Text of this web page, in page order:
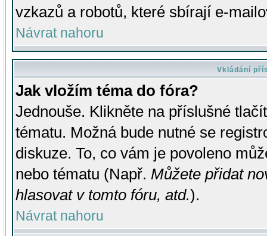
vzkazů a robotů, které sbírají e-
Návrat nahoru
Vkládání
Jak vložím téma do fóra?
Jednouše. Klikněte na příslušné
tématu. Možná bude nutné se
diskuze. To, co vám je povoleno
nebo tématu (Např. Můžete přidat
hlasovat v tomto fóru, atd.).
Návrat nahoru